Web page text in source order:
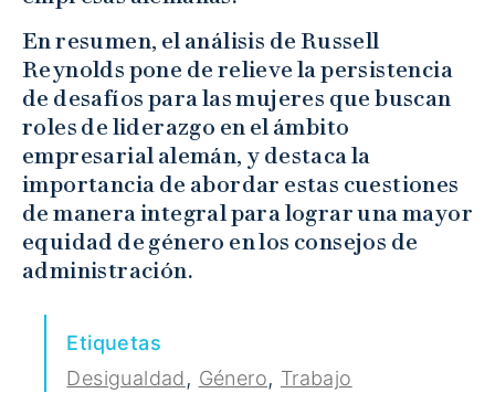
En resumen, el análisis de Russell
Reynolds pone de relieve la persistencia
de desafíos para las mujeres que buscan
roles de liderazgo en el ámbito
empresarial alemán, y destaca la
importancia de abordar estas cuestiones
de manera integral para lograr una mayor
equidad de género en los consejos de
administración.
Etiquetas
Desigualdad, Género, Trabajo